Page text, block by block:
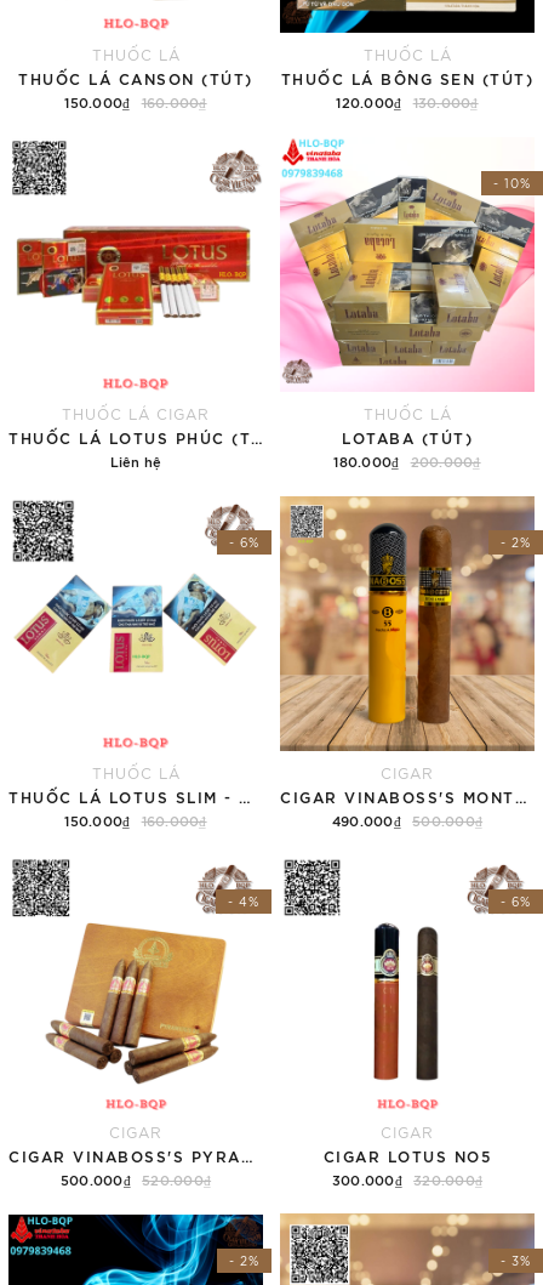
THUỐC LÁ
THUỐC LÁ CANSON (TÚT)
150.000₫ 160.000₫
Thêm vào giỏ hàng
THUỐC LÁ
THUỐC LÁ BÔNG SEN (TÚT)
120.000₫ 130.000₫
Thêm vào giỏ hàng
THUỐC LÁ CIGAR
Liên hệ
- 10%
THUỐC LÁ
LOTABA (TÚT)
180.000₫ 200.000₫
Thêm vào giỏ hàng
- 6%
THUỐC LÁ
150.000₫ 160.000₫
Thêm vào giỏ hàng
- 2%
CIGAR
490.000₫ 500.000₫
Thêm vào giỏ hàng
- 4%
CIGAR
500.000₫ 520.000₫
Thêm vào giỏ hàng
- 6%
CIGAR
CIGAR LOTUS NO5
300.000₫ 320.000₫
Thêm vào giỏ hàng
- 2% - 3%